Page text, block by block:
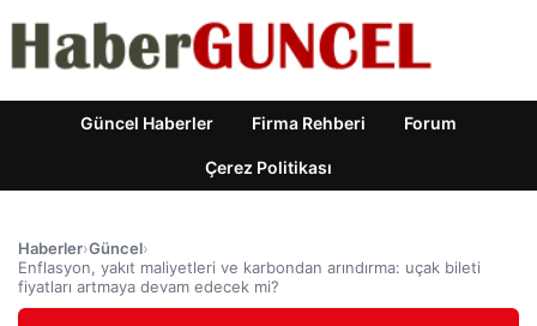
Güncel Haberler Firma Rehberi Forum
Çerez Politikası
Haberler›Güncel›
Enflasyon, yakıt maliyetleri ve karbondan arındırma: uçak bileti
fiyatları artmaya devam edecek mi?